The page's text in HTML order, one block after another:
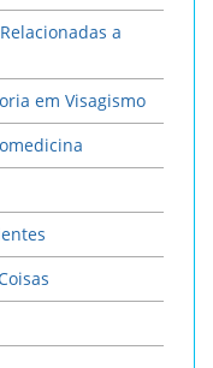
a
em Visagismo